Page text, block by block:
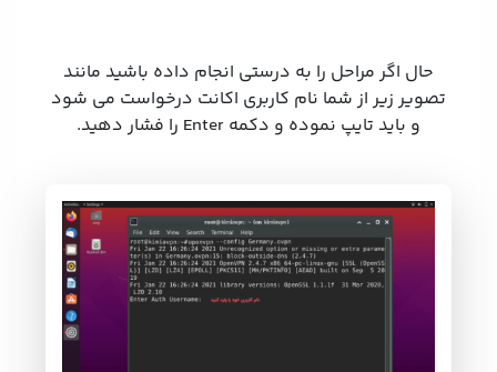
حال اگر مراحل را به درستی انجام داده باشید مانند
تصویر زیر از شما نام کاربری اکانت درخواست می شود
و باید تایپ نموده و دکمه Enter را فشار دهید.